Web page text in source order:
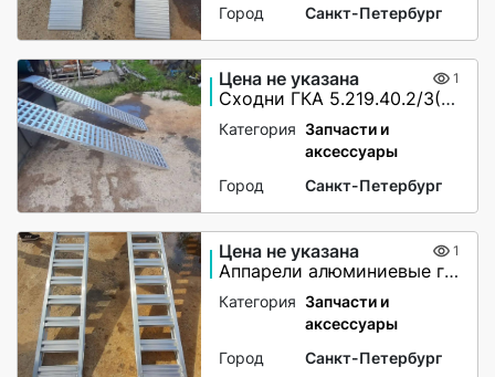
Город
Санкт-Петербург
Цена не указана 1
Сходни ГКА 5.219.40.2/3(85%)Р
Категория Запчасти и
аксессуары
Город
Санкт-Петербург
Цена не указана 1
Аппарели алюминиевые грузоподъёмность 2200 кг
Категория Запчасти и
аксессуары
Город
Санкт-Петербург